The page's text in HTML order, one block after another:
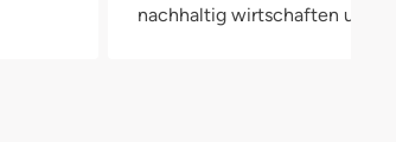
nachhaltig wirtschaften und